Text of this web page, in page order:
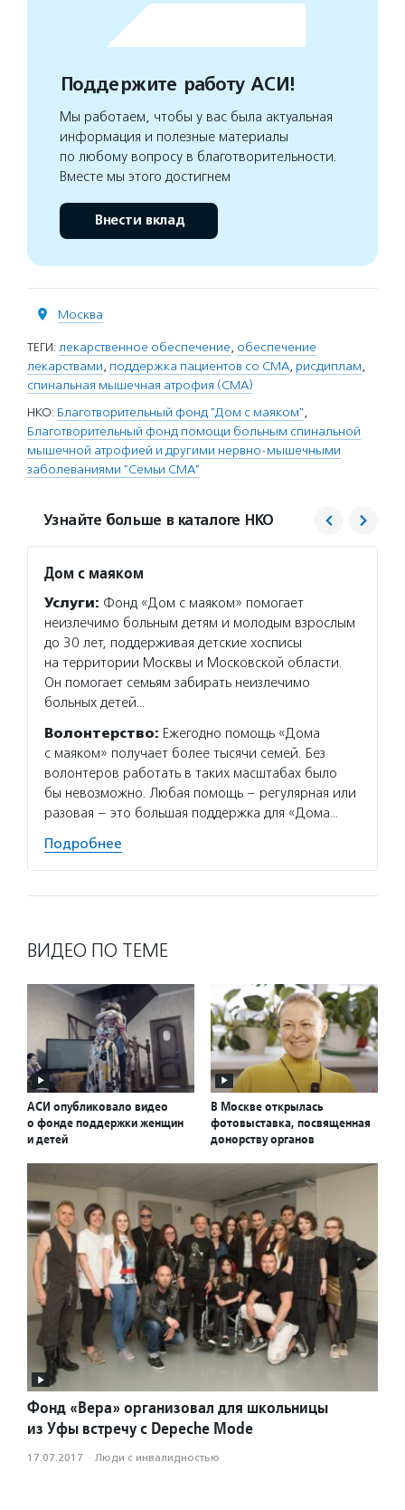
Поддержите работу АСИ!
Мы работаем, чтобы у вас была актуальная
информация и полезные материалы
по любому вопросу в благотворительности.
Вместе мы этого достигнем
Внести вклад
Москва
ТЕГИ: лекарственное обеспечение, обеспечение
лекарствами, поддержка пациентов со СМА, рисдиплам,
спинальная мышечная атрофия (СМА)
НКО: Благотворительный фонд "Дом с маяком",
Благотворительный фонд помощи больным спинальной
мышечной атрофией и другими нервно-мышечными
заболеваниями "Семьи СМА"
Узнайте больше в каталоге НКО
Дом с маяком
Услуги: Фонд «Дом с маяком» помогает
неизлечимо больным детям и молодым взрослым
до 30 лет, поддерживая детские хосписы
на территории Москвы и Московской области.
Он помогает семьям забирать неизлечимо
больных детей…
Волонтерство: Ежегодно помощь «Дома
с маяком» получает более тысячи семей. Без
волонтеров работать в таких масштабах было
бы невозможно. Любая помощь – регулярная или
разовая – это большая поддержка для «Дома…
Подробнее
ВИДЕО ПО ТЕМЕ
АСИ опубликовало видео
о фонде поддержки женщин
и детей
В Москве открылась
фотовыставка, посвященная
донорству органов
Фонд «Вера» организовал для школьницы
из Уфы встречу с Depeche Mode
17.07.2017 · Люди с инвалидностью